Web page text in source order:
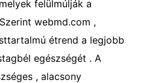
felülmúlják a
webmd.com ,
étrend a legjobb
egészségét . A
, alacsony